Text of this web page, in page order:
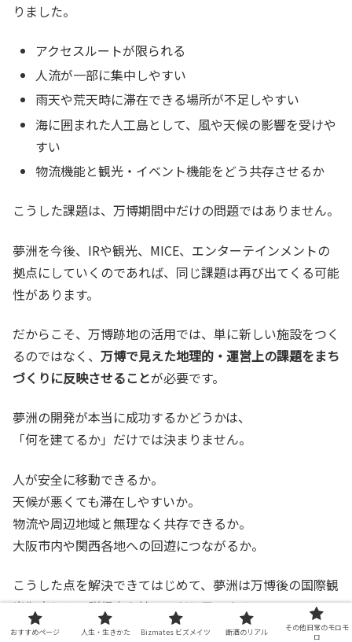
りました。
アクセスルートが限られる
人流が一部に集中しやすい
雨天や荒天時に滞在できる場所が不足しやすい
海に囲まれた人工島として、風や天候の影響を受けや
すい
物流機能と観光・イベント機能をどう共存させるか
こうした課題は、万博期間中だけの問題ではありません。
夢洲を今後、IRや観光、MICE、エンターテインメントの
拠点にしていくのであれば、同じ課題は再び出てくる可能
性があります。
だからこそ、万博跡地の活用では、単に新しい施設をつく
るのではなく、 万博で見えた地理的・運営上の課題をまち
づくりに反映させることが必要です。
夢洲の開発が本当に成功するかどうかは、
「何を建てるか」だけでは決まりません。
人が安全に移動できるか。
天候が悪くても滞在しやすいか。
物流や周辺地域と無理なく共存できるか。
大阪市内や関西各地への回遊につながるか。
こうした点を解決できてはじめて、夢洲は万博後の国際観
光拠点として説得力を持つのだと思います。
おすすめページ 人生・生きかた Bizmates ビズメイツ 断酒のリアル
その他日常のモロモ
ロ